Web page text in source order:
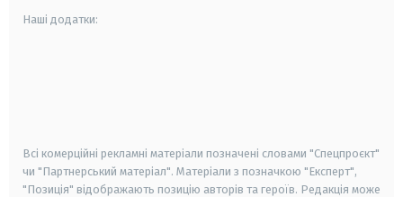
Наші додатки:
Всі комерційні рекламні матеріали позначені словами "Спецпроєкт"
чи "Партнерський матеріал". Матеріали з позначкою "Експерт",
"Позиція" відображають позицію авторів та героїв. Редакція може